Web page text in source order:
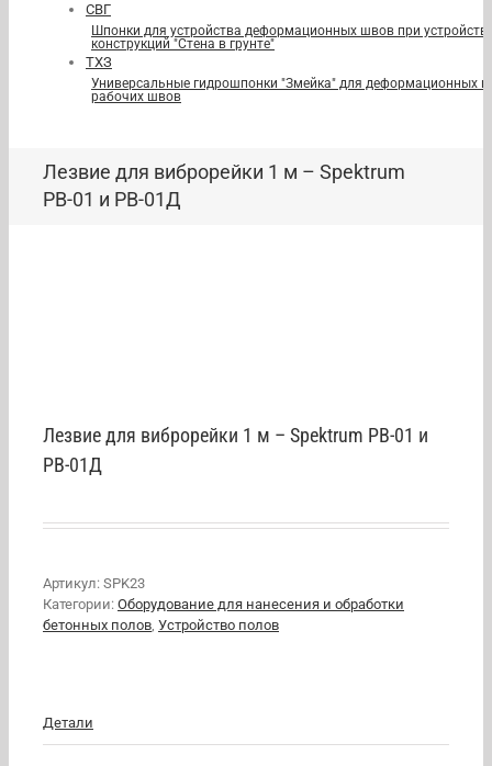
СВГ
Шпонки для устройства деформационных швов при
конструкций "Стена в грунте"
ТХЗ
Универсальные гидрошпонки "Змейка" для деформационных и
рабочих швов
Лезвие для виброрейки 1 м – Spektrum
РВ-01 и РВ-01Д
Лезвие для виброрейки 1 м – Spektrum РВ-01 и
РВ-01Д
Артикул: SPK23
Категории: Оборудование для нанесения и обработки
бетонных полов, Устройство полов
Детали